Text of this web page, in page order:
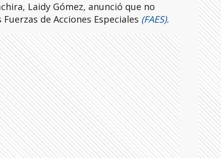
Laidy Gómez, anunció que no
de Acciones Especiales (FAES).